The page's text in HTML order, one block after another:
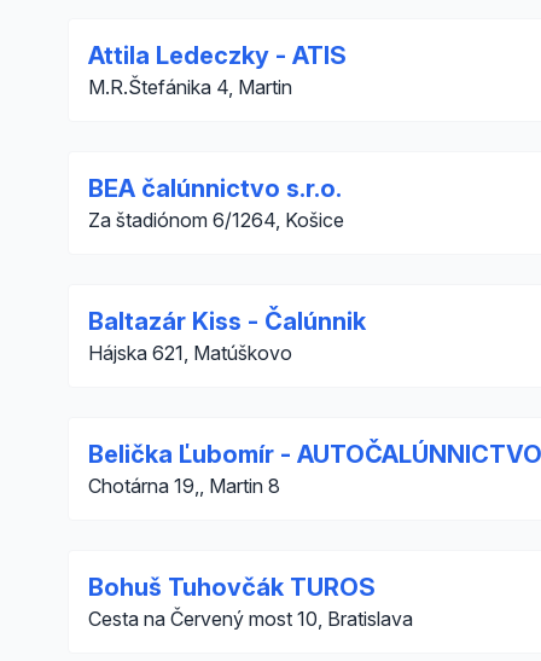
Attila Ledeczky - ATIS
M.R.Štefánika 4, Martin
BEA čalúnnictvo s.r.o.
Za štadiónom 6/1264, Košice
Baltazár Kiss - Čalúnnik
Hájska 621, Matúškovo
Belička Ľubomír -
Chotárna 19,, Martin 8
Bohuš Tuhovčák TUROS
Cesta na Červený most 10, Bratislava